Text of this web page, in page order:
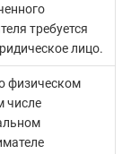
требуется
лицо.
физическом
числе